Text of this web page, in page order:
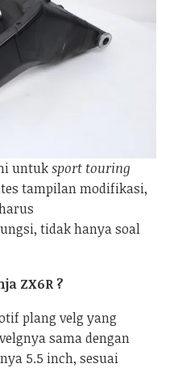
untuksport touring
tampilan modifikasi,
tidak hanya soal
ZX6R ?
plang velg yang
sama dengan
5.5 inch, sesuai